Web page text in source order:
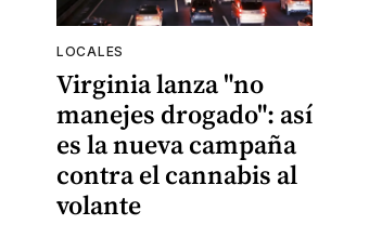
LOCALES
Virginia lanza "no
manejes drogado": así
es la nueva campaña
contra el cannabis al
volante